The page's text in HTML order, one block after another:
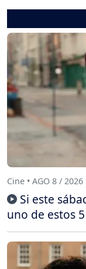
Cine • AGO 8 / 2026
Si este
uno de estos